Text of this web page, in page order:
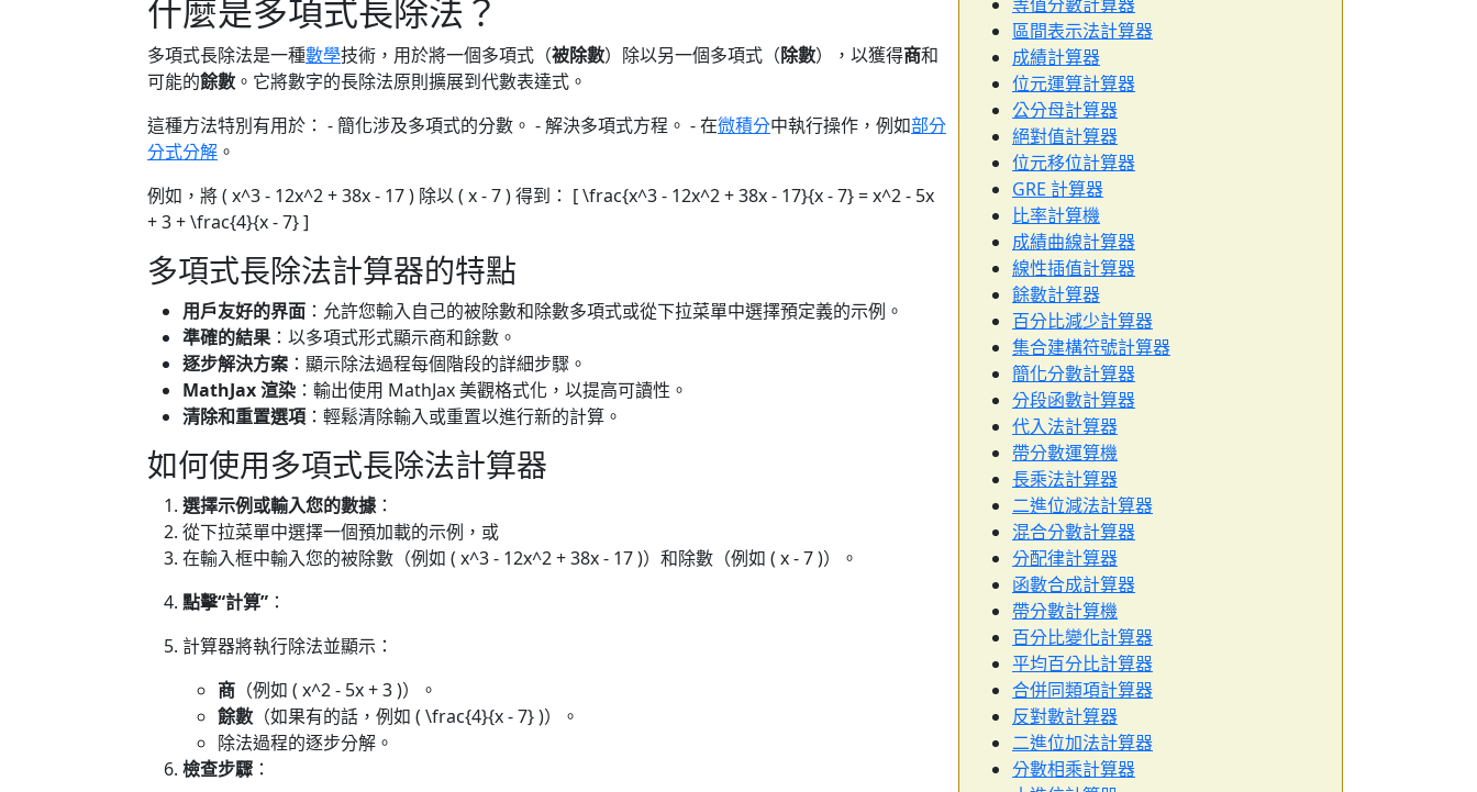
什麼是多項式長除法？
多項式長除法是一種數學技術，用於將一個多項式（被除數）除以另一個多項式（除數），以獲得商和
可能的餘數 。它將數字的長除法原則擴展到代數表達式。
這種方法特別有用於： - 簡化涉及多項式的分數。 - 解決多項式方程。 - 在微積分中執行操作，例如部分
分式分解 。
例如，將 ( x^3 - 12x^2 + 38x - 17 ) 除以 ( x - 7 ) 得到： [ \frac{x^3 - 12x^2 + 38x - 17}{x - 7} = x^2 - 5x
+ 3 + \frac{4}{x - 7} ]
多項式長除法計算器的特點
用戶友好的界面 ：允許您輸入自己的被除數和除數多項式或從下拉菜單中選擇預定義的示例。
準確的結果 ：以多項式形式顯示商和餘數。
逐步解決方案 ：顯示除法過程每個階段的詳細步驟。
MathJax 渲染 ：輸出使用 MathJax 美觀格式化，以提高可讀性。
清除和重置選項 ：輕鬆清除輸入或重置以進行新的計算。
如何使用多項式長除法計算器
選擇示例或輸入您的數據 ：
從下拉菜單中選擇一個預加載的示例，或
在輸入框中輸入您的被除數（例如 ( x^3 - 12x^2 + 38x - 17 )）和除數（例如 ( x - 7 )）。
點擊“計算” ：
計算器將執行除法並顯示：
商 （例如 ( x^2 - 5x + 3 )）。
餘數 （如果有的話，例如 ( \frac{4}{x - 7} )）。
除法過程的逐步分解。
檢查步驟 ：
區間表示法計算器
成績計算器
位元運算計算器
公分母計算器
絕對值計算器
位元移位計算器
GRE 計算器
比率計算機
成績曲線計算器
線性插值計算器
餘數計算器
百分比減少計算器
集合建構符號計算器
簡化分數計算器
分段函數計算器
代入法計算器
帶分數運算機
長乘法計算器
二進位減法計算器
混合分數計算器
分配律計算器
函數合成計算器
帶分數計算機
百分比變化計算器
平均百分比計算器
合併同類項計算器
反對數計算器
二進位加法計算器
分數相乘計算器